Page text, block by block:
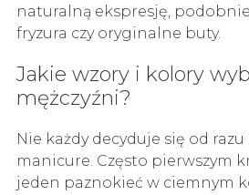
naturalną ekspresję,
fryzura czy oryginalne buty.
Jakie wzory i kolory
mężczyźni?
Nie każdy decyduje się od razu
manicure. Często pierwszym
jeden paznokieć w ciemnym